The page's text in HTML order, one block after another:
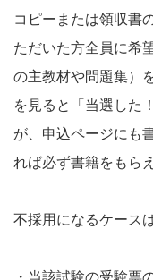
コピーまたは領収書
ただいた方全員に希
の主教材や問題集）
を見ると「当選した
が、申込ページにも
れば必ず書籍をもら
不採用になるケース